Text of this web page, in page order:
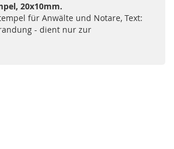
20x10mm.
für Anwälte und Notare, Text:
- dient nur zur